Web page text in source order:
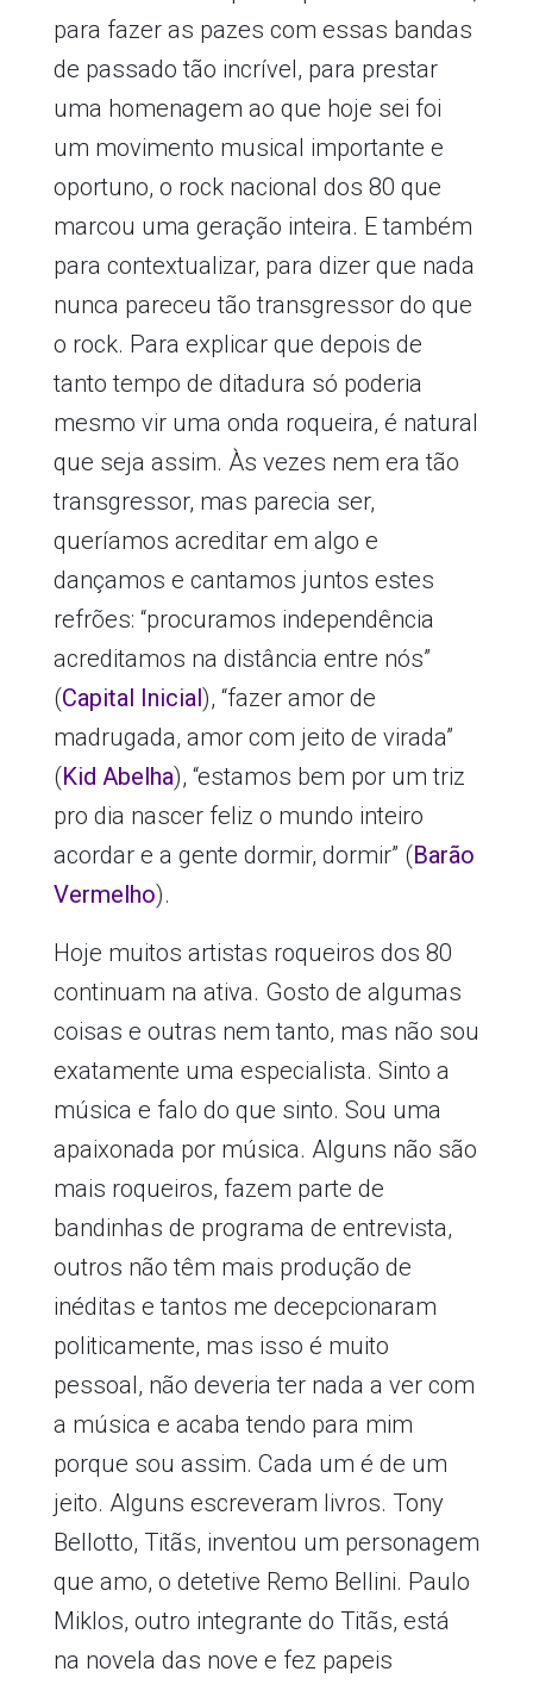
para fazer as pazes com essas bandas
de passado tão incrível, para prestar
uma homenagem ao que hoje sei foi
um movimento musical importante e
oportuno, o rock nacional dos 80 que
marcou uma geração inteira. E também
para contextualizar, para dizer que nada
nunca pareceu tão transgressor do que
o rock. Para explicar que depois de
tanto tempo de ditadura só poderia
mesmo vir uma onda roqueira, é natural
que seja assim. Às vezes nem era tão
transgressor, mas parecia ser,
queríamos acreditar em algo e
dançamos e cantamos juntos estes
refrões: “procuramos independência
acreditamos na distância entre nós”
(Capital Inicial), “fazer amor de
madrugada, amor com jeito de virada”
(Kid Abelha), “estamos bem por um triz
pro dia nascer feliz o mundo inteiro
acordar e a gente dormir, dormir” (Barão
Vermelho).
Hoje muitos artistas roqueiros dos 80
continuam na ativa. Gosto de algumas
coisas e outras nem tanto, mas não sou
exatamente uma especialista. Sinto a
música e falo do que sinto. Sou uma
apaixonada por música. Alguns não são
mais roqueiros, fazem parte de
bandinhas de programa de entrevista,
outros não têm mais produção de
inéditas e tantos me decepcionaram
politicamente, mas isso é muito
pessoal, não deveria ter nada a ver com
a música e acaba tendo para mim
porque sou assim. Cada um é de um
jeito. Alguns escreveram livros. Tony
Bellotto, Titãs, inventou um personagem
que amo, o detetive Remo Bellini. Paulo
Miklos, outro integrante do Titãs, está
na novela das nove e fez papeis